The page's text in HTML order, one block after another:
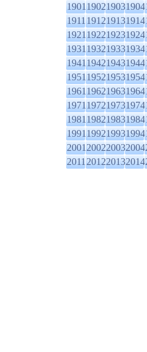
1901190219031904
1911191219131914
1921192219231924
1931193219331934
1941194219431944
1951195219531954
1961196219631964
1971197219731974
1981198219831984
1991199219931994
2001200220032004
2011201220132014